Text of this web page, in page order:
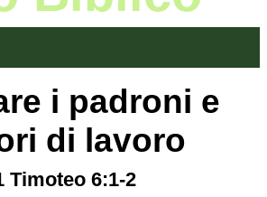
i padroni e
di lavoro
Timoteo 6:1-2